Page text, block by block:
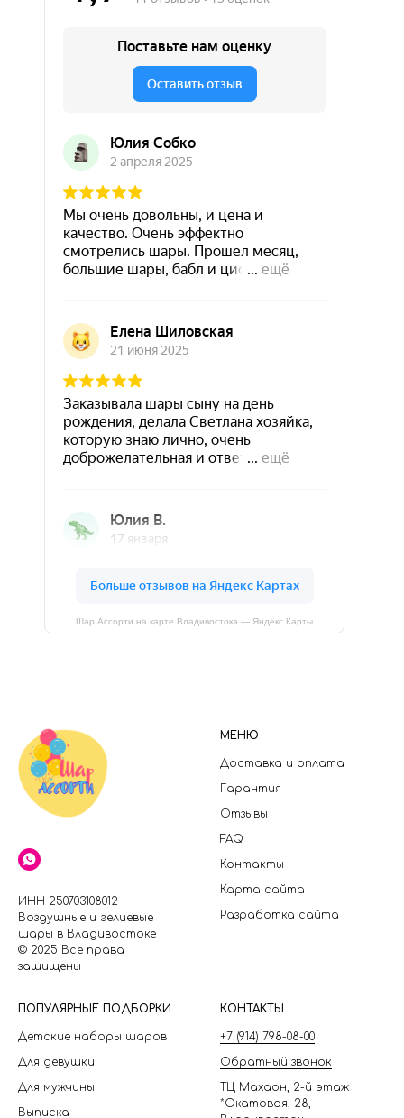
Шар Ассорти на карте Владивостока — Яндекс Карты
ИНН 250703108012
Воздушные и гелиевые
шары в Владивостоке
© 2025 Все права
защищены
МЕНЮ
Доставка и оплата
Гарантия
Отзывы
FAQ
Контакты
Карта сайта
Разработка сайта
ПОПУЛЯРНЫЕ ПОДБОРКИ
Детские наборы шаров
Для девушки
Для мужчины
Выписка
КОНТАКТЫ
+7 (914) 798-08-00
Обратный звонок
ТЦ Махаон, 2-й этаж
*Окатовая, 28,